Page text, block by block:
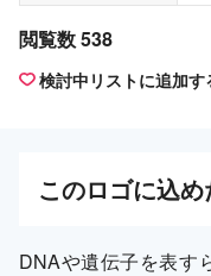
閲覧数 538
検討中リストに追加す
このロゴに込
DNAや遺伝子を表す